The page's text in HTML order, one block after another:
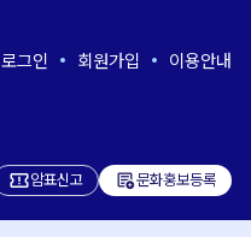
로그인 회원가입 이용안내
암표신고 add_notes문화홍보등록